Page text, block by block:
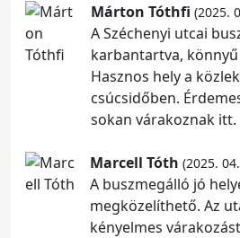
Márton Tóthfi (2025.
A Széchenyi utcai
karbantartva,
Hasznos hely a
csúcsidőben.
sokan várakoznak itt.
Marcell Tóth (2025.
A buszmegálló jó
megközelíthető. Az
kényelmes